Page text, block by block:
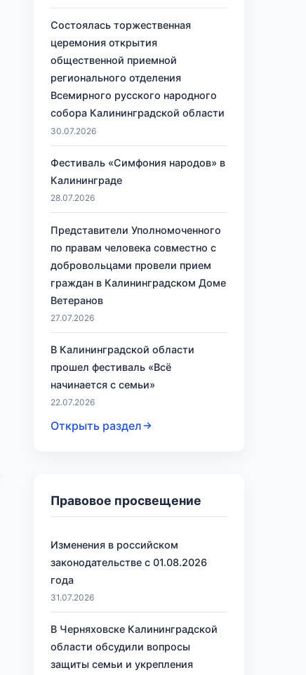
Состоялась торжественная
церемония открытия
общественной приемной
регионального отделения
Всемирного русского народного
собора Калининградской области
30.07.2026
Фестиваль «Симфония народов» в
Калининграде
28.07.2026
Представители Уполномоченного
по правам человека совместно с
добровольцами провели прием
граждан в Калининградском Доме
Ветеранов
27.07.2026
В Калининградской области
прошел фестиваль «Всё
начинается с семьи»
22.07.2026
Открыть раздел
Правовое просвещение
Изменения в российском
законодательстве с 01.08.2026
года
31.07.2026
В Черняховске Калининградской
области обсудили вопросы
защиты семьи и укрепления